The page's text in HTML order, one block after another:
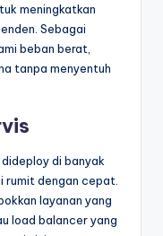
meningkatkan
Sebagai
beban berat,
tanpa menyentuh
di banyak
rumit dengan cepat.
layanan yang
load balancer yang